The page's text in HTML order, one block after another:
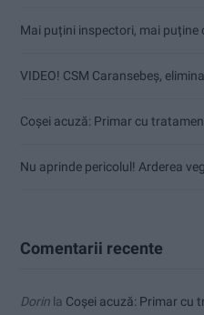
Mai puțini inspectori, mai puține
VIDEO! CSM Caransebeș,
Coșei acuză: Primar cu
Nu aprinde pericolul! Arderea
Comentarii recente
Dorin la Coșei acuză: Primar cu